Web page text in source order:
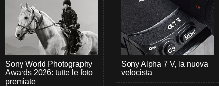
Sony World Photography
Awards 2026: tutte le foto
premiate
Sony Alpha 7 V, la nuova
velocista